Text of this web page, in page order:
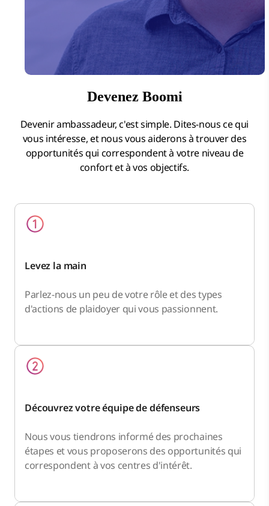
Devenez Boomi
Devenir ambassadeur, c'est simple. Dites-nous ce qui
vous intéresse, et nous vous aiderons à trouver des
opportunités qui correspondent à votre niveau de
confort et à vos objectifs.
Levez la main
Parlez-nous un peu de votre rôle et des types
d'actions de plaidoyer qui vous passionnent.
Découvrez votre équipe de défenseurs
Nous vous tiendrons informé des prochaines
étapes et vous proposerons des opportunités qui
correspondent à vos centres d'intérêt.